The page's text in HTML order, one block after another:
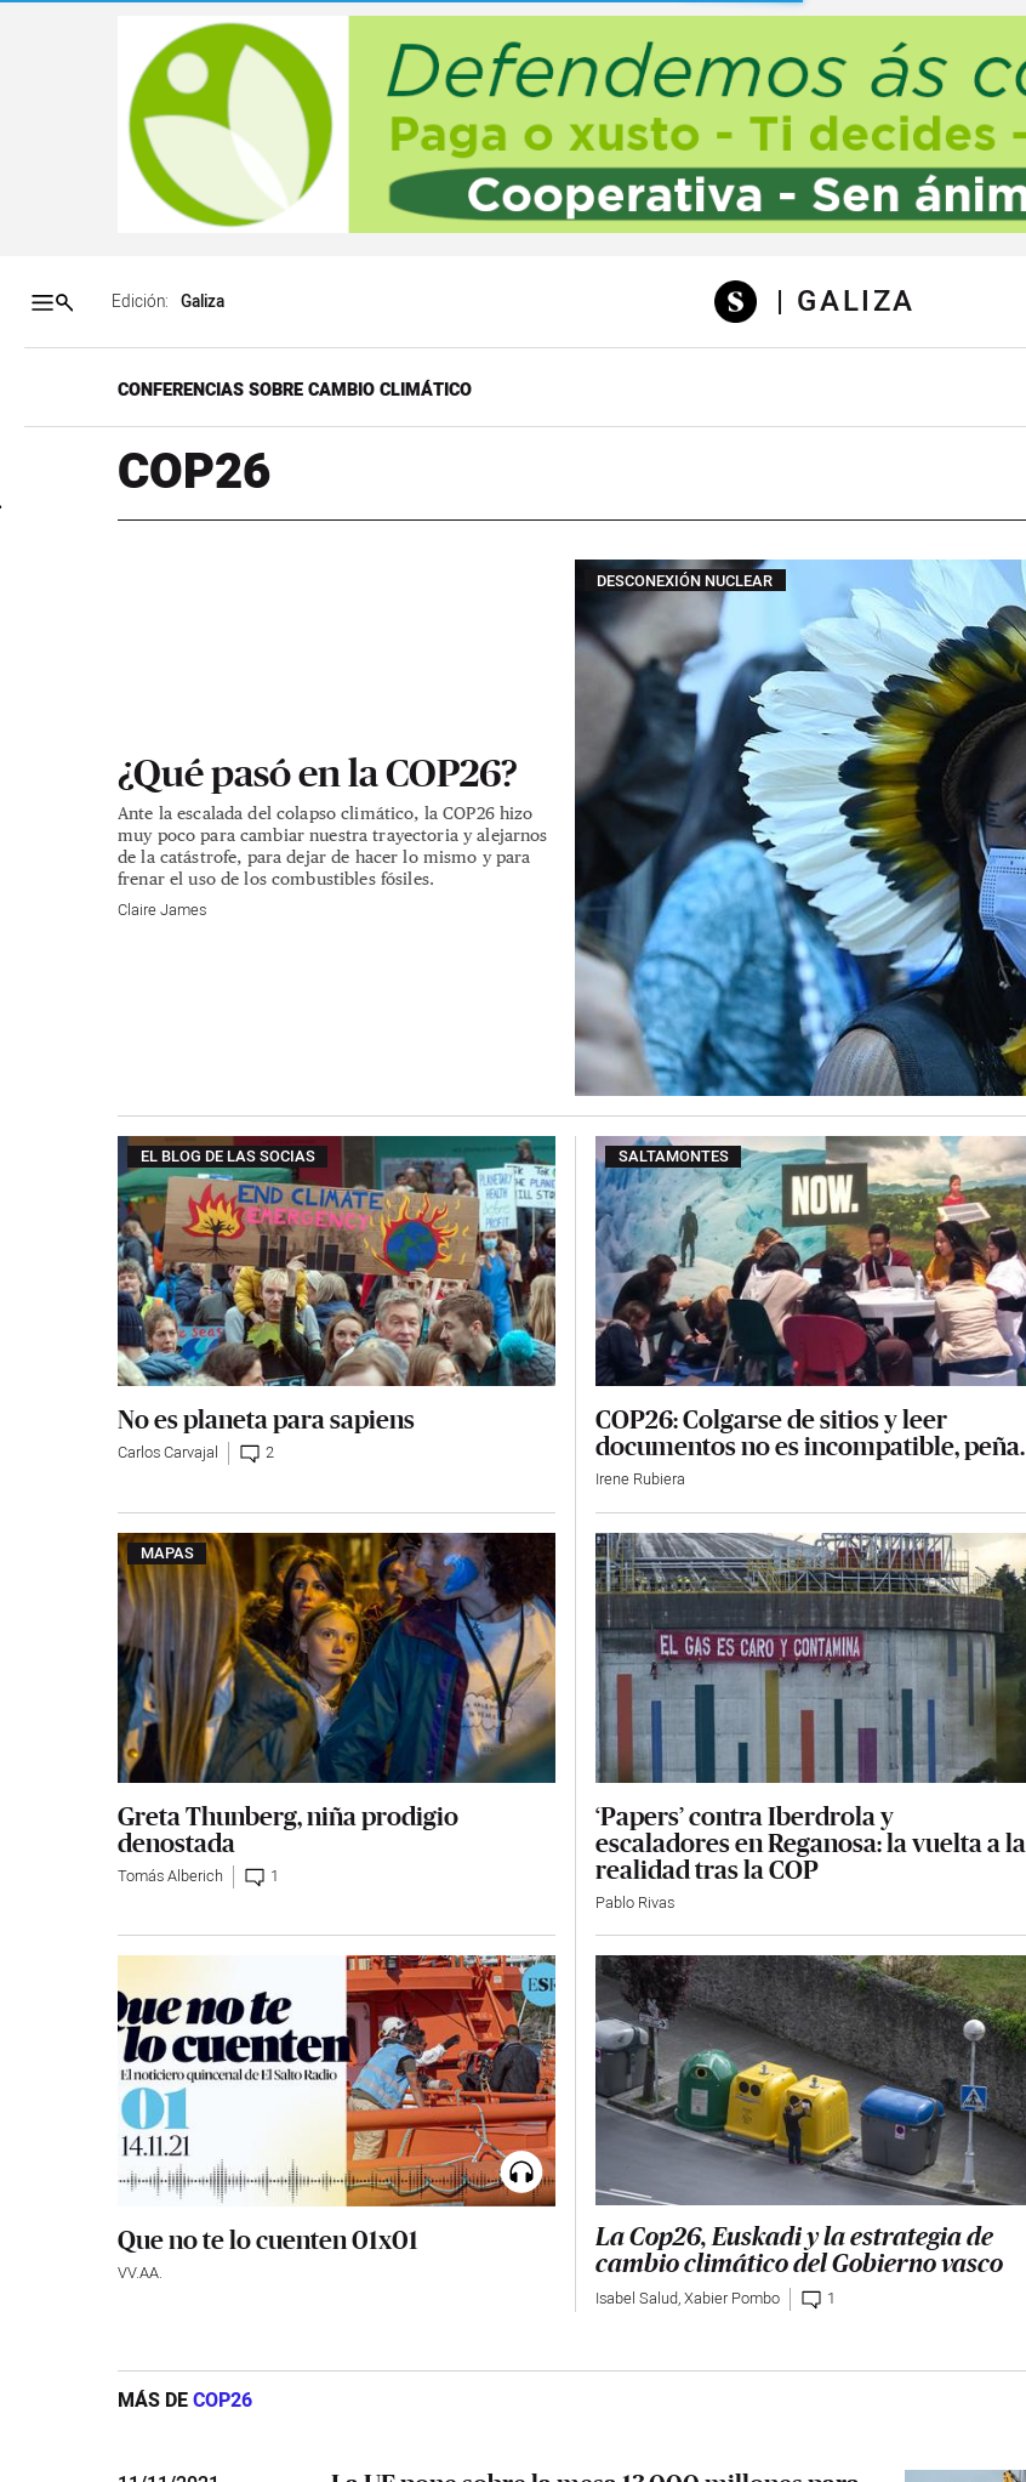
Contenidos portadaAccesibilidad
Edición: | GALIZA
CONFERENCIAS SOBRE CAMBIO CLIMÁTICO
COP26
DESCONEXIÓN NUCLEAR
¿Qué pasó en la COP26?
Ante la escalada del colapso climático, la COP26 hizo
muy poco para cambiar nuestra trayectoria y alejarnos
de la catástrofe, para dejar de hacer lo mismo y para
frenar el uso de los combustibles fósiles.
Claire James
EL BLOG DE LAS SOCIAS
No es planeta para sapiens
Carlos Carvajal 2
SALTAMONTES
COP26: Colgarse de sitios y leer
documentos no es incompatible, peña.
Irene Rubiera
MAPAS
Greta Thunberg, niña prodigio
denostada
Tomás Alberich 1
‘Papers’ contra Iberdrola y
escaladores en Reganosa: la vuelta a la
realidad tras la COP
Pablo Rivas
Que no te lo cuenten 01x01
VV.AA.
La Cop26, Euskadi y la estrategia de
cambio climático del Gobierno vasco
Isabel Salud,Xabier Pombo 1
MÁS DECOP26